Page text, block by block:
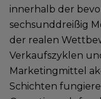
innerhalb der
sechsunddreißig
der realen
Verkaufszyklen
Marketingmittel
Schichten